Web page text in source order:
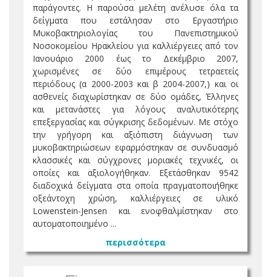
παράγοντες. Η παρούσα μελέτη ανέλυσε όλα τα
δείγματα που εστάλησαν στο Εργαστήριο
Μυκοβακτηριολογίας του Πανεπιστημικού
Νοσοκομείου Ηρακλείου για καλλιέργειες από τον
Ιανουάριο 2000 έως το Δεκέμβριο 2007,
χωρισμένες σε δύο επιμέρους τετραετείς
περιόδους (α 2000-2003 και β 2004-2007,) και οι
ασθενείς διαχωρίστηκαν σε δύο ομάδες, Έλληνες
και μετανάστες για λόγους αναλυτικότερης
επεξεργασίας και σύγκρισης δεδομένων. Με στόχο
την γρήγορη και αξιόπιστη διάγνωση των
μυκοβακτηριώσεων εφαρμόστηκαν σε συνδυασμό
κλασσικές και σύγχρονες μοριακές τεχνικές, οι
οποίες και αξιολογήθηκαν. Εξετάσθηκαν 9542
διαδοχικά δείγματα στα οποία πραγματοποιήθηκε
οξεάντοχη χρώση, καλλιέργειες σε υλικό
Lowenstein-Jensen και ενοφθαλμίστηκαν στο
αυτοματοποιημένο ...
περισσότερα